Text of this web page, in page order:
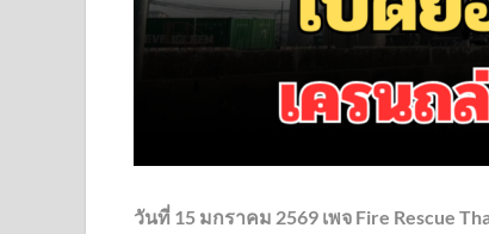
วันที่ 15 มกราคม 2569 เพจ Fire Rescue